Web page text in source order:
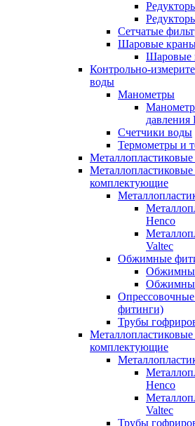
Сетчатые
Шаровые
Шаровые
Контрольно-
воды
Манометры
Счетчики воды
Термометры и
комплектующие
Henco
Valtec
Обжимные
фитинги)
Трубы
комплектующие
Henco
Valtec
Трубы